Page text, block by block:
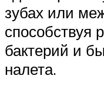
зубах или
способствуя
бактерий и
налета.